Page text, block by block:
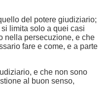
del potere giudiziario;
limita solo a quei casi
nella persecuzione, e che
fare e come, e a parte
e che non sono
al buon senso,